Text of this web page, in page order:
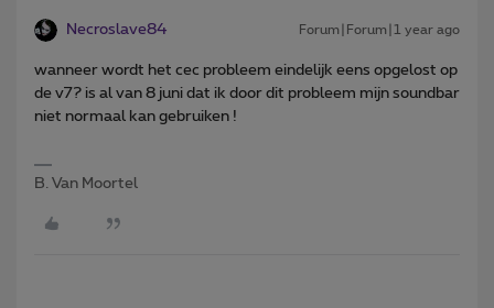
Necroslave84 Forum|Forum|1 year ago
wanneer wordt het cec probleem eindelijk eens opgelost op
de v7? is al van 8 juni dat ik door dit probleem mijn soundbar
niet normaal kan gebruiken !
B. Van Moortel